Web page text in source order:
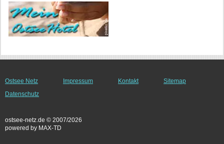
Ostsee Netz Impressum Kontakt
Sitemap
Datenschutz
ostsee-netz.de © 2007/2026
powered by MAX-TD